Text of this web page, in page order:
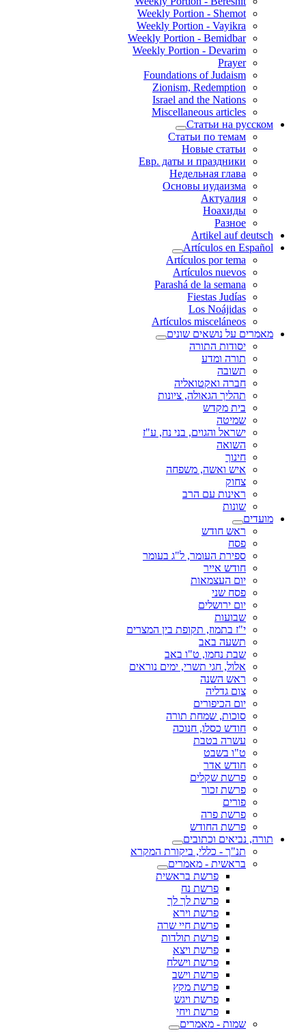
Weekly Portion - Shemot
Weekly Portion - Vayikra
Weekly Portion - Bemidbar
Weekly Portion - Devarim
Prayer
Foundations of Judaism
Zionism, Redemption
Israel and the Nations
Miscellaneous articles
Статьи на русском
Статьи по темам
Новые статьи
Евр. даты и праздники
Недельная глава
Основы иудаизма
Актуалия
Ноахиды
Разное
Artikel auf deutsch
Artículos en Español
Artículos por tema
Artículos nuevos
Parashá de la semana
Fiestas Judías
Los Noájidas
Artículos misceláneos
מאמרים על נושאים שונים
יסודות התורה
תורה ומדע
תשובה
חברה ואקטואליה
תהליך הגאולה, ציונות
בית מקדש
שמיטה
ישראל והגוים, בני נח, ע"ז
השואה
חינוך
איש ואשה, משפחה
צחוק
ראינות עם הרב
שונות
מועדים
ראש חודש
פסח
ספירת העומר, ל"ג בעומר
חודש אייר
יום העצמאות
פסח שני
יום ירושלים
שבועות
י"ז בתמוז, תקופת בין המצרים
תשעה באב
שבת נחמו, ט"ו באב
אלול, חגי תשרי, ימים נוראים
ראש השנה
צום גדליה
יום הכיפורים
סוכות, שמחת תורה
חודש כסלו, חנוכה
עשרה בטבת
ט"ו בשבט
חודש אדר
פרשת שקלים
פרשת זכור
פורים
פרשת פרה
פרשת החודש
תורה, נביאים וכתובים
תנ"ך - כללי, ביקורת המקרא
בראשית - מאמרים
פרשת בראשית
פרשת נח
פרשת לך לך
פרשת וירא
פרשת חיי שרה
פרשת תולדות
פרשת ויצא
פרשת וישלח
פרשת וישב
פרשת מקץ
פרשת ויגש
פרשת ויחי
שמות - מאמרים